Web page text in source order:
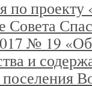
по проекту
№ 19
и